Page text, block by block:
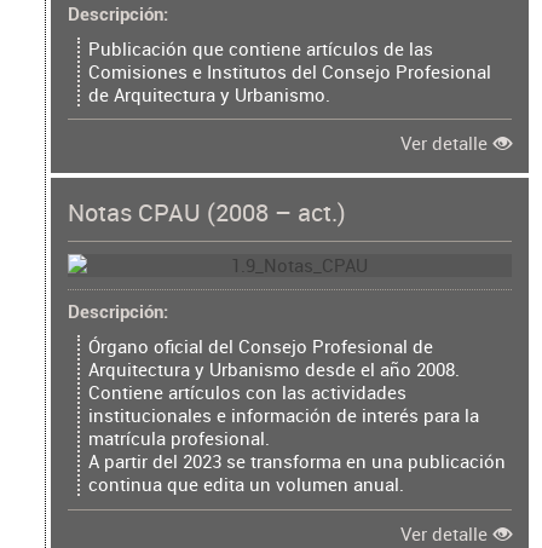
Descripción
Publicación que contiene artículos de las
Comisiones e Institutos del Consejo Profesional
de Arquitectura y Urbanismo.
Ver detalle
Notas CPAU (2008 – act.)
Descripción
Órgano oficial del Consejo Profesional de
Arquitectura y Urbanismo desde el año 2008.
Contiene artículos con las actividades
institucionales e información de interés para la
matrícula profesional.
A partir del 2023 se transforma en una publicación
continua que edita un volumen anual.
Ver detalle